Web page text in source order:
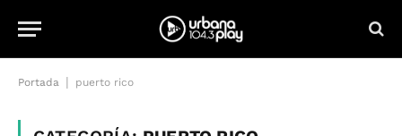
Portada puerto rico